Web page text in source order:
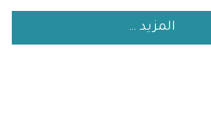
المزيد …